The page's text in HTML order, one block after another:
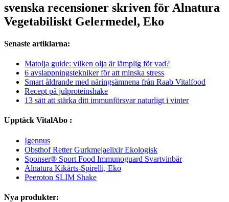
svenska recensioner skriven för Alnatura
Vegetabiliskt Gelermedel, Eko
Senaste artiklarna:
Matolja guide: vilken olja är lämplig för vad?
6 avslappningstekniker för att minska stress
Smart åldrande med näringsämnena från Raab Vitalfood
Recept på julproteinshake
13 sätt att stärka ditt immunförsvar naturligt i vinter
Upptäck VitalAbo :
Igennus
Obsthof Retter Gurkmejaelixir Ekologisk
Sponser® Sport Food Immunoguard Svartvinbär
Alnatura Kikärts-Spirelli, Eko
Peeroton SLIM Shake
Nya produkter: